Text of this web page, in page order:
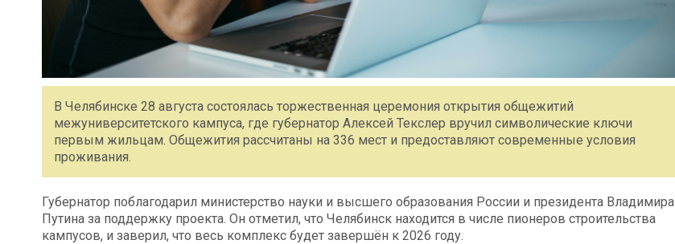
В Челябинске 28 августа состоялась торжественная церемония открытия общежитий
межуниверситетского кампуса, где губернатор Алексей Текслер вручил символические ключи
первым жильцам. Общежития рассчитаны на 336 мест и предоставляют современные условия
проживания.
Губернатор поблагодарил министерство науки и высшего образования России и президента Владимира
Путина за поддержку проекта. Он отметил, что Челябинск находится в числе пионеров строительства
кампусов, и заверил, что весь комплекс будет завершён к 2026 году.